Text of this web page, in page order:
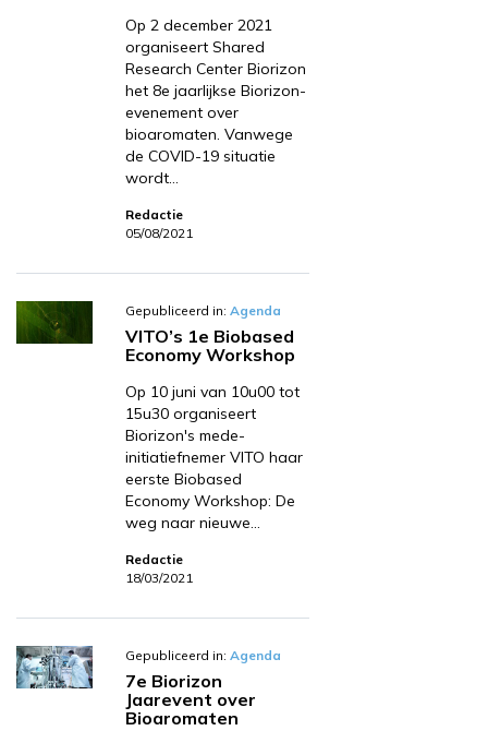
Op 2 december 2021
organiseert Shared
Research Center Biorizon
het 8e jaarlijkse Biorizon-
evenement over
bioaromaten. Vanwege
de COVID-19 situatie
wordt…
Redactie
05/08/2021
Gepubliceerd in: Agenda
VITO’s 1e Biobased
Economy Workshop
Op 10 juni van 10u00 tot
15u30 organiseert
Biorizon's mede-
initiatiefnemer VITO haar
eerste Biobased
Economy Workshop: De
weg naar nieuwe…
Redactie
18/03/2021
Gepubliceerd in: Agenda
7e Biorizon
Jaarevent over
Bioaromaten